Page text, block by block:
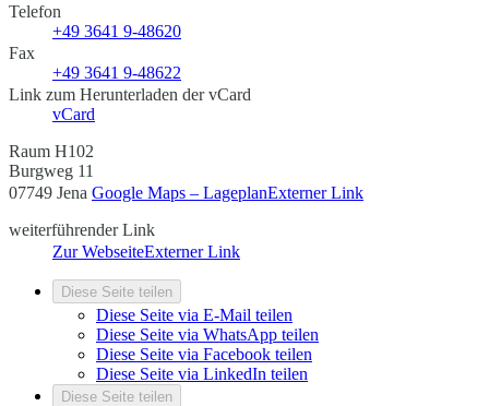
Telefon
+49 3641 9-48620
Fax
+49 3641 9-48622
Link zum Herunterladen der vCard
vCard
Raum H102
Burgweg 11
07749 Jena Google Maps – LageplanExterner Link
weiterführender Link
Zur WebseiteExterner Link
Diese Seite teilen
Diese Seite via E-Mail teilen
Diese Seite via WhatsApp teilen
Diese Seite via Facebook teilen
Diese Seite via LinkedIn teilen
Diese Seite teilen